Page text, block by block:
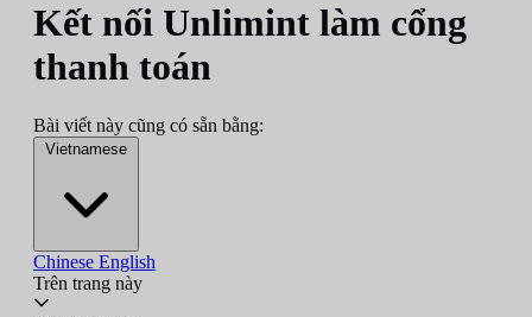
Kết nối Unlimint làm cổng
thanh toán
Bài viết này cũng có sẵn bằng:
Vietnamese
Chinese English
Trên trang này